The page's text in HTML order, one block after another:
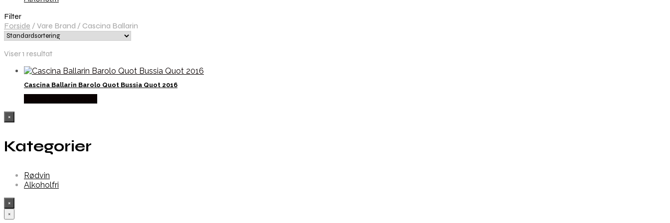
Filter
Forside / Vare Brand / Cascina Ballarin
Viser 1 resultat
Cascina Ballarin Barolo Quot Bussia Quot 2016
×
Kategorier
Rødvin
Alkoholfri
×
×